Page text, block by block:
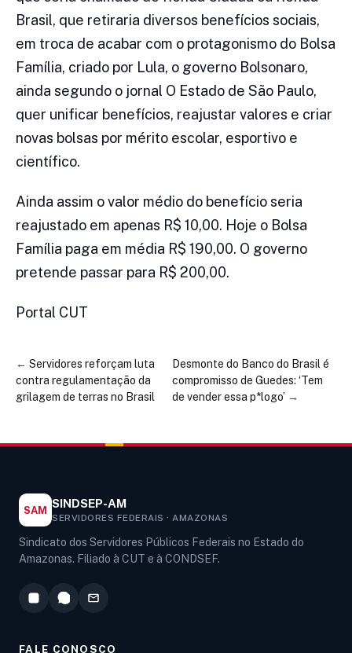
Brasil, que retiraria diversos benefícios sociais,
em troca de acabar com o protagonismo do Bolsa
Família, criado por Lula, o governo Bolsonaro,
ainda segundo o jornal O Estado de São Paulo,
quer unificar benefícios, reajustar valores e criar
novas bolsas por mérito escolar, esportivo e
científico.
Ainda assim o valor médio do benefício seria
reajustado em apenas R$ 10,00. Hoje o Bolsa
Família paga em média R$ 190,00. O governo
pretende passar para R$ 200,00.
Portal CUT
← Servidores reforçam luta
contra regulamentação da
grilagem de terras no Brasil
Desmonte do Banco do Brasil é
compromisso de Guedes: ‘Tem
de vender essa p*logo’ →
SAM SINDSEP-AM
SERVIDORES FEDERAIS · AMAZONAS
Sindicato dos Servidores Públicos Federais no Estado do
Amazonas. Filiado à CUT e à CONDSEF.
FALE CONOSCO